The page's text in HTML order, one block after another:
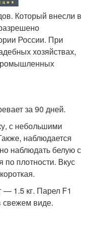
Который внесли в
России. При
хозяйствах,
за 90 дней.
с небольшими
наблюдается
наблюдать белую с
по плотности. Вкус
— 1.5 кг. Парел F1
свежем виде.